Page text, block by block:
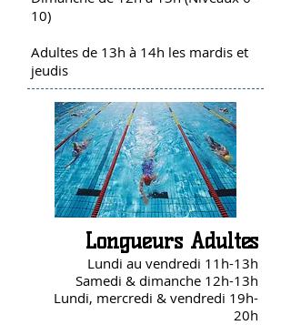
10)
Adultes de 13h à 14h les mardis et
jeudis
Longueurs Adultes
Lundi au vendredi 11h-13h
Samedi & dimanche 12h-13h
Lundi, mercredi & vendredi 19h-
20h